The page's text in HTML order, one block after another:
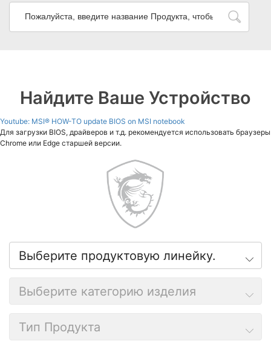
Найдите Ваше Устройство
Youtube: MSI® HOW-TO update BIOS on MSI notebook
Для загрузки BIOS, драйверов и т.д. рекомендуется использовать браузеры
Chrome или Edge старшей версии.
Выберите продуктовую линейку.
Выберите категорию изделия
Тип Продукта